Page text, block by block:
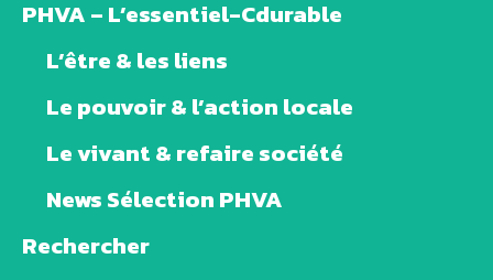
PHVA – L’essentiel-Cdurable
L’être & les liens
Le pouvoir & l’action locale
Le vivant & refaire société
News Sélection PHVA
Rechercher